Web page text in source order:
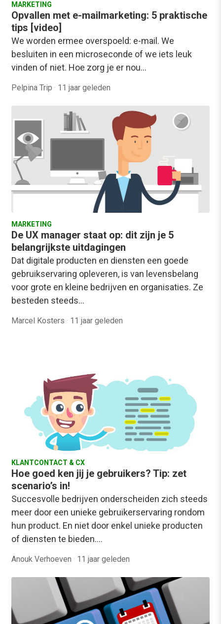
MARKETING
Opvallen met e-mailmarketing: 5 praktische
tips [video]
We worden ermee overspoeld: e-mail. We
besluiten in een microseconde of we iets leuk
vinden of niet. Hoe zorg je er nou…
Pelpina Trip · 11 jaar geleden
MARKETING
De UX manager staat op: dit zijn je 5
belangrijkste uitdagingen
Dat digitale producten en diensten een goede
gebruikservaring opleveren, is van levensbelang
voor grote en kleine bedrijven en organisaties. Ze
besteden steeds…
Marcel Kosters · 11 jaar geleden
KLANTCONTACT & CX
Hoe goed ken jij je gebruikers? Tip: zet
scenario’s in!
Succesvolle bedrijven onderscheiden zich steeds
meer door een unieke gebruikerservaring rondom
hun product. En niet door enkel unieke producten
of diensten te bieden.…
Anouk Verhoeven · 11 jaar geleden